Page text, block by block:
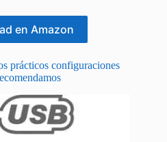
en Amazon
prácticos configuraciones